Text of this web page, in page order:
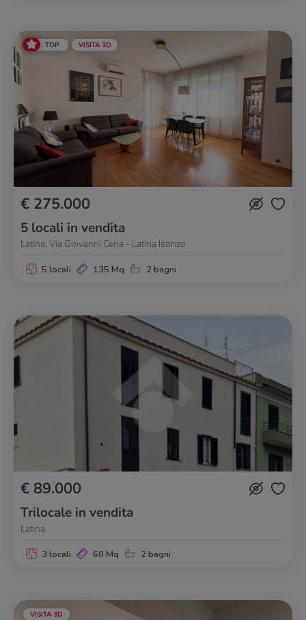
TOP VISITA 3D
€ 275.000
5 locali in vendita
Latina, Via Giovanni Cena - Latina Isonzo
5 locali 135 Mq 2 bagni
€ 89.000
Trilocale in vendita
Latina
3 locali 60 Mq 2 bagni
VISITA 3D